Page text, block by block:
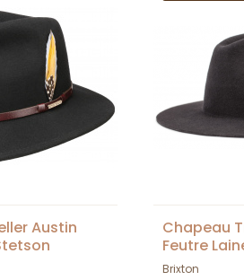
Austin
Chapeau
Feutre
Brixton
Brixton